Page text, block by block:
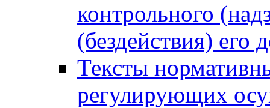
контрольного
(бездействия)
Тексты
регулирующих